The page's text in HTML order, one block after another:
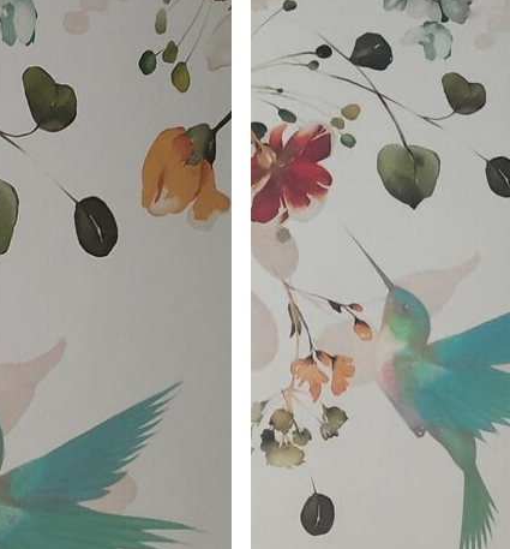
con solapamiento.
Vinilo Premium
175.00 105.00 S/m²